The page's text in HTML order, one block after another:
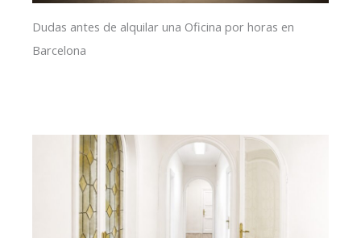
Dudas antes de alquilar una Oficina por horas en
Barcelona